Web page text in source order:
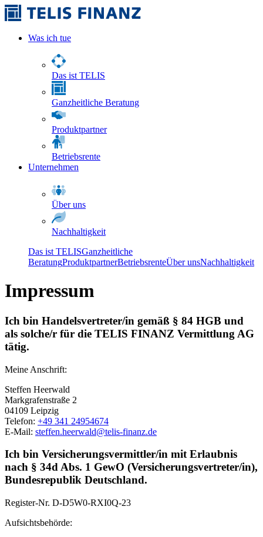
Was ich tue
Das ist TELIS
Ganzheitliche Beratung
Produktpartner
Betriebsrente
Unternehmen
Über uns
Nachhaltigkeit
Das ist TELISGanzheitliche
BeratungProduktpartnerBetriebsrenteÜber unsNachhaltigkeit
Impressum
Ich bin Handelsvertreter/in gemäß § 84 HGB und
als solche/r für die TELIS FINANZ Vermittlung AG
tätig.
Meine Anschrift:
Steffen Heerwald
Markgrafenstraße 2
04109 Leipzig
Telefon: +49 341 24954674
E-Mail: steffen.heerwald@telis-finanz.de
Ich bin Versicherungsvermittler/in mit Erlaubnis
nach § 34d Abs. 1 GewO (Versicherungsvertreter/in),
Bundesrepublik Deutschland.
Register-Nr. D-D5W0-RXI0Q-23
Aufsichtsbehörde: